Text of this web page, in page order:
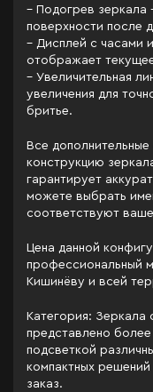
– Подогрев
поверхности после
– Дисплей с часами
отображает
– Увеличительная
увеличения для
бритье.
Все
конструкцию
гарантирует
можете выбрать
соответствуют
Цена данной
профессиональный
Кишинёву и всей
Категория: Зеркала
представлено
подсветкой
компактных
заказ.